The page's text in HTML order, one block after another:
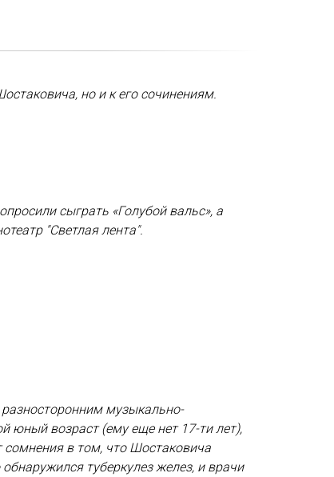
но и к его сочинениям.
сыграть «Голубой вальс», а
"Светлая лента".
музыкально-
юный возраст (ему еще нет 17-ти лет),
сомнения в том, что Шостаковича
туберкулез желез, и врачи